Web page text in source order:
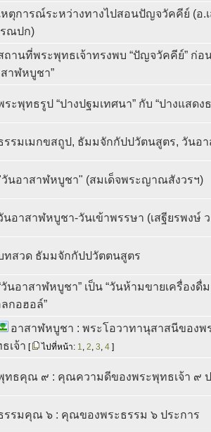
หตุการณ์ระหว่างทางไปสอนปัญจวัคคีย์ (อ.
รณปก)
ถานที่พระพุทธเจ้าทรงพบ “ปัญจวัคคีย์” ก่อ
าฬหบูชา”
ระพุทธรูป “ปางปฐมเทศนา” กับ “ปางแสดง
รรมเมกขสถูป, ธัมมจักกัปปวัตนสูตร, วันอ
นอาสาฬหบูชา" (สมเด็จพระญาณสังวรฯ)
นอาสาฬหบูชา-วันเข้าพรรษา (เสฐียรพงษ์
ทสวด ธัมมจักกัปปวัตตนสูตร
วันอาสาฬหบูชา” เป็น “วันห้ามขายเครื่องดื่ม
กอฮอล์”
อาสาฬหบูชา : พระโอวาทานุสาสนีของพ
เจ้า [ ไปที่หน้า: 1, 2, 3, 4 ]
ทธคุณ ๙ : คุณความดีของพระพุทธเจ้า ๙
รรมคุณ ๖ : คุณของพระธรรม ๖ ประการ